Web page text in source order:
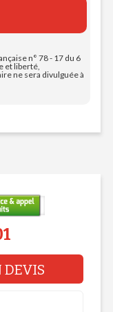
DEVIS
n° 78 - 17 du 6
et liberté,
ne sera divulguée à